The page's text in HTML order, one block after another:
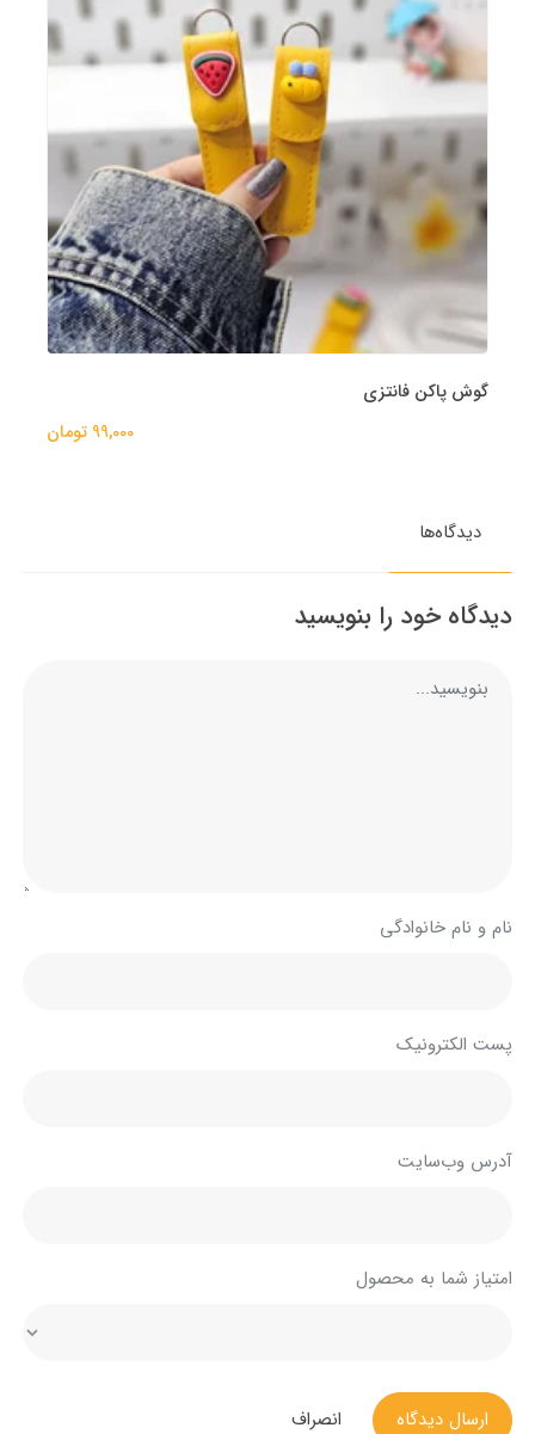
گوش پاکن فانتزی
99,000 تومان
دیدگاه‌ها
دیدگاه خود را بنویسید
نام و نام خانوادگی
پست الکترونیک
آدرس وب‌سایت
امتیاز شما به محصول
ارسال دیدگاه انصراف